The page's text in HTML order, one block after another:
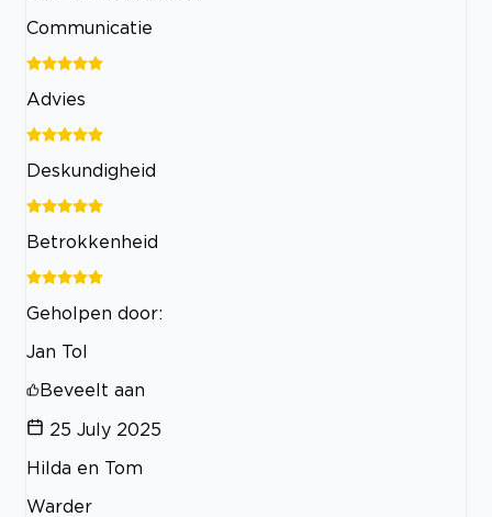
Communicatie
Advies
Deskundigheid
Betrokkenheid
Geholpen door:
Jan Tol
Beveelt aan
25 July 2025
Hilda en Tom
Warder